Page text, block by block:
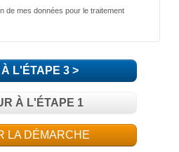
de mes données pour le traitement
L'ÉTAPE 3 >
À L'ÉTAPE 1
LA DÉMARCHE